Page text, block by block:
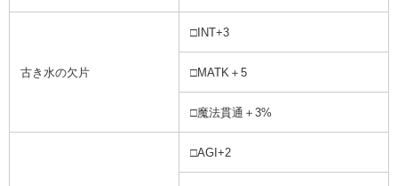
古き水の欠片
□INT+3
□MATK＋5
□魔法貫通＋3%
□AGI+2